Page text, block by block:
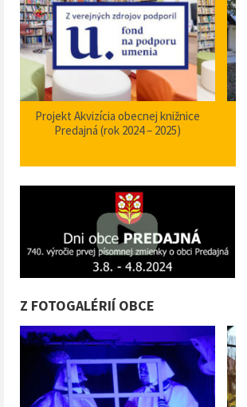
Zabezpečenie zvýšenia bezpečnosti a
plynulosti premávky – I/66 Predajná
Z FOTOGALÉRIÍ OBCE